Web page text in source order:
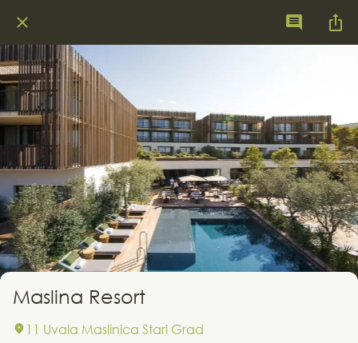
Maslina Resort
11 Uvala Maslinica Stari Grad